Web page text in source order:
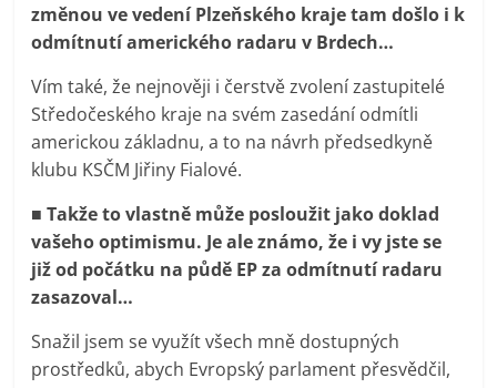
změnou ve vedení Plzeňského kraje tam došlo i k
odmítnutí amerického radaru v Brdech…
Vím také, že nejnověji i čerstvě zvolení zastupitelé
Středočeského kraje na svém zasedání odmítli
americkou základnu, a to na návrh předsedkyně
klubu KSČM Jiřiny Fialové.
■ Takže to vlastně může posloužit jako doklad
vašeho optimismu. Je ale známo, že i vy jste se
již od počátku na půdě EP za odmítnutí radaru
zasazoval…
Snažil jsem se využít všech mně dostupných
prostředků, abych Evropský parlament přesvědčil,